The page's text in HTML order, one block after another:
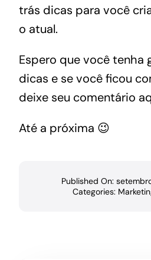
trás dicas para você
o atual.
Espero que você tenha
dicas e se você ficou
deixe seu comentário
Até a próxima 😉
Published On:
Categories: